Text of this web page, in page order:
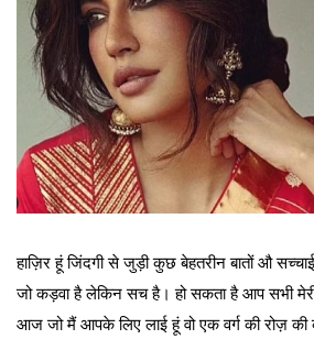
हाज़िर हूं जिंदगी से जुड़ी कुछ बेहतरीन बातों औ
जो कड़वा है लेकिन सच है। हो सकता है आप सभी
आज जो मैं आपके लिए लाई हूं वो एक वर्ग की रोज़